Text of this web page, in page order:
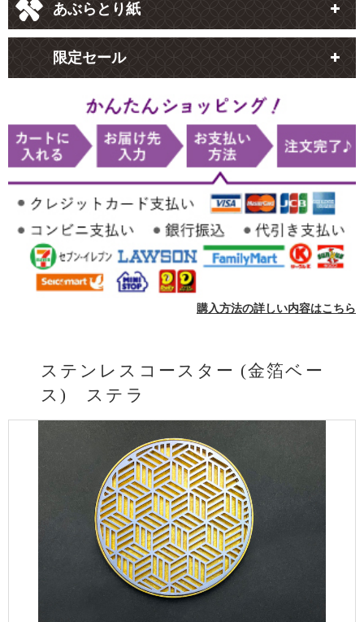
ステンレスコースター (金箔ベー
ス) ステラ
あぶらとり紙
限定セール
購入方法の詳しい内容はこちら